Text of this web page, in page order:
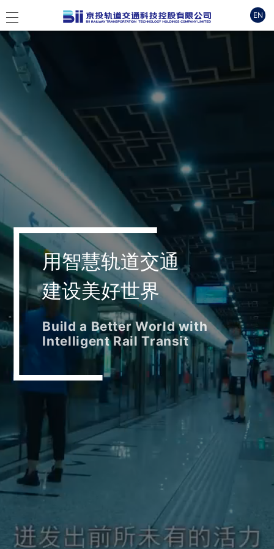
EN
用智慧轨道交通
建设美好世界
Build a Better World with
Intelligent Rail Transit